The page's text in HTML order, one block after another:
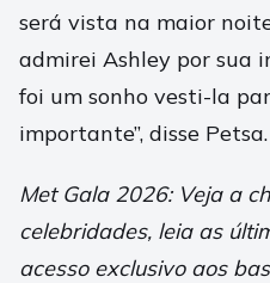
será vista na maior
admirei Ashley por sua
foi um sonho vesti-la
importante”, disse Petsa.
Met Gala 2026: Veja a
celebridades, leia as
acesso exclusivo aos